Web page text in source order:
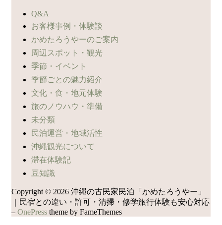
Q&A
お客様事例・体験談
かめたろうやーのご案内
周辺スポット・観光
季節・イベント
季節ごとの魅力紹介
文化・食・地元体験
旅のノウハウ・準備
未分類
民泊運営・地域活性
沖縄観光について
滞在体験記
豆知識
Copyright © 2026 沖縄の古民家民泊「かめたろうやー」
｜民宿との違い・許可・清掃・修学旅行体験も安心対応
– OnePress theme by FameThemes